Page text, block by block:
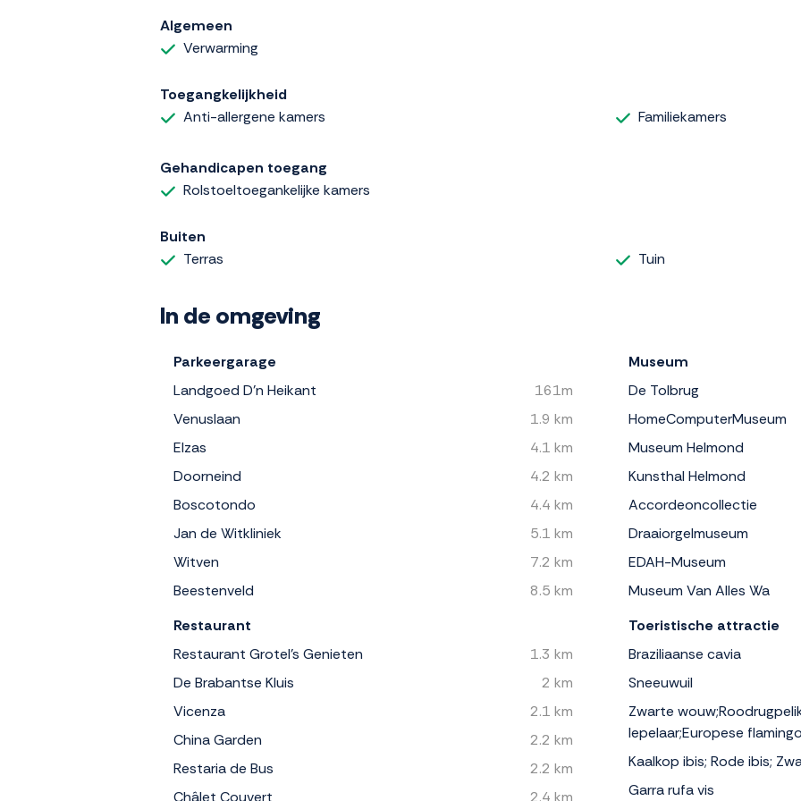
Algemeen
Verwarming
Toegangkelijkheid
Anti-allergene kamers
Familiekamers
Gehandicapen toegang
Rolstoeltoegankelijke kamers
Buiten
Terras
Tuin
In de omgeving
Parkeergarage
Landgoed D'n Heikant
161m
Venuslaan
1.9 km
Elzas
4.1 km
Doorneind
4.2 km
Boscotondo
4.4 km
Jan de Witkliniek
5.1 km
Witven
7.2 km
Beestenveld
8.5 km
Restaurant
Restaurant Grotel's Genieten
1.3 km
De Brabantse Kluis
2 km
Vicenza
2.1 km
China Garden
2.2 km
Restaria de Bus
2.2 km
Châlet Couvert
2.4 km
Museum
De Tolbrug
HomeComputerMuseum
Museum Helmond
Kunsthal Helmond
Accordeoncollectie
Draaiorgelmuseum
EDAH-Museum
Museum Van Alles Wa
Toeristische attractie
Braziliaanse cavia
Sneeuwuil
Zwarte
lepelaar;Europese
Kaalkop ibis; Rode ibis;
Garra rufa vis